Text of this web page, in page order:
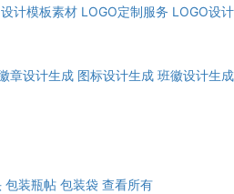
设计模板素材 LOGO定制服务 LOGO设计
章设计生成 图标设计生成 班徽设计生成
包装瓶帖 包装袋 查看所有